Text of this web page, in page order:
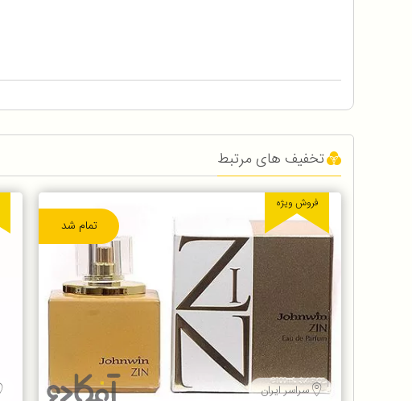
تخفیف های مرتبط
تمام شد
فروش ویژه
سراسر ایران